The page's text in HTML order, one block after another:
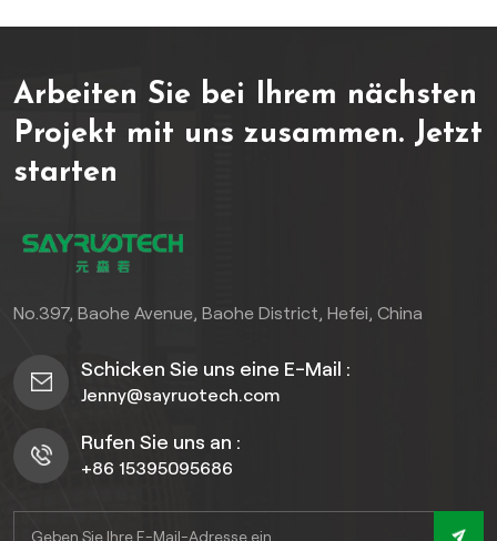
Regionen oder schneereichen Gebieten – nichts kann es
bremsen! Verschwenden Sie keine Wochenenden mehr mit der
Zaunpflege. PVC-Zäune lassen Ihren Garten mühelos erstrahlen.
Arbeiten Sie bei Ihrem nächsten
Projekt mit uns zusammen. Jetzt
starten
No.397, Baohe Avenue, Baohe District, Hefei, China
Schicken Sie uns eine E-Mail :
Jenny@sayruotech.com
Rufen Sie uns an :
+86 15395095686